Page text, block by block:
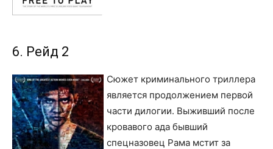
6. Рейд 2
Сюжет криминального триллера
является продолжением первой
части дилогии. Выживший после
кровавого ада бывший
спецназовец Рама мстит за